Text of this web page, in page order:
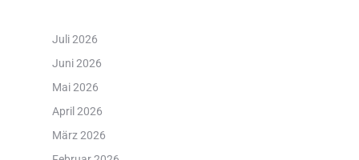
Juli 2026
Juni 2026
Mai 2026
April 2026
März 2026